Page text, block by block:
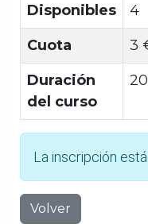
Disponibles
4
Cuota
3
Duración
del curso
20
La inscripción
Volver